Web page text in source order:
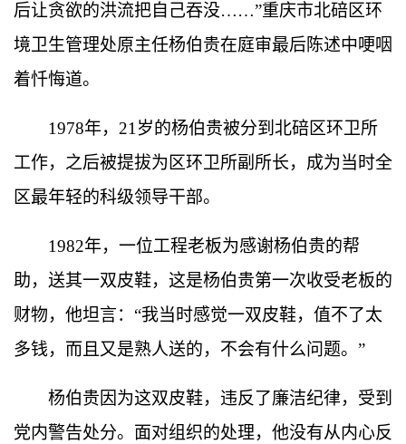
后让贪欲的洪流把自己吞没……”重庆市北碚区环
境卫生管理处原主任杨伯贵在庭审最后陈述中哽咽
着忏悔道。
1978年， 21岁的杨伯贵被分到北碚区环卫所
工作，之后被提拔为区环卫所副所长，成为当时全
区最年轻的科级领导干部。
1982年，一位工程老板为感谢杨伯贵的帮
助，送其一双皮鞋，这是杨伯贵第一次收受老板的
财物，他坦言： “我当时感觉一双皮鞋，值不了太
多钱，而且又是熟人送的，不会有什么问题。 ”
杨伯贵因为这双皮鞋，违反了廉洁纪律，受到
党内警告处分。面对组织的处理，他没有从内心反